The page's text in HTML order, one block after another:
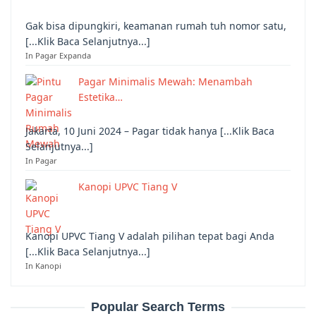
Gak bisa dipungkiri, keamanan rumah tuh nomor satu,
[...Klik Baca Selanjutnya...]
In Pagar Expanda
Pagar Minimalis Mewah: Menambah
Estetika…
Jakarta, 10 Juni 2024 – Pagar tidak hanya [...Klik Baca
Selanjutnya...]
In Pagar
Kanopi UPVC Tiang V
Kanopi UPVC Tiang V adalah pilihan tepat bagi Anda
[...Klik Baca Selanjutnya...]
In Kanopi
Popular Search Terms